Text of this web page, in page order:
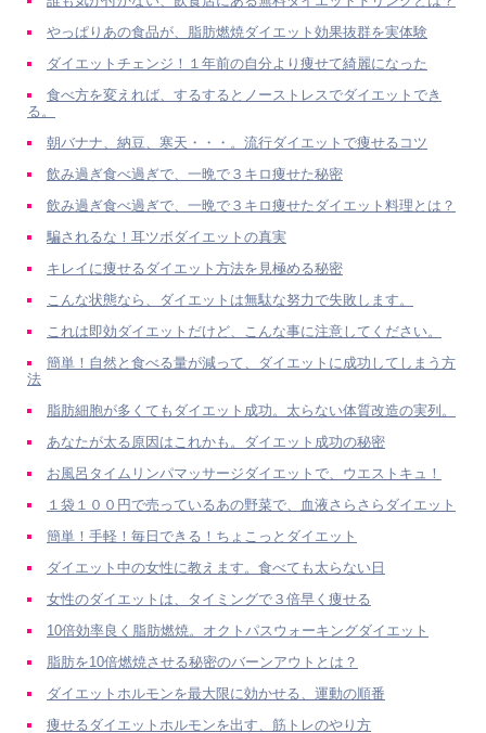
やっぱりあの食品が、脂肪燃焼ダイエット効果抜群を実体験
ダイエットチェンジ！１年前の自分より痩せて綺麗になった
食べ方を変えれば、するするとノーストレスでダイエットでき
る。
朝バナナ、納豆、寒天・・・。流行ダイエットで痩せるコツ
飲み過ぎ食べ過ぎで、一晩で３キロ痩せた秘密
飲み過ぎ食べ過ぎで、一晩で３キロ痩せたダイエット料理とは？
騙されるな！耳ツボダイエットの真実
キレイに痩せるダイエット方法を見極める秘密
こんな状態なら、ダイエットは無駄な努力で失敗します。
これは即効ダイエットだけど、こんな事に注意してください。
簡単！自然と食べる量が減って、ダイエットに成功してしまう方
法
脂肪細胞が多くてもダイエット成功。太らない体質改造の実列。
あなたが太る原因はこれかも。ダイエット成功の秘密
お風呂タイムリンパマッサージダイエットで、ウエストキュ！
１袋１００円で売っているあの野菜で、血液さらさらダイエット
簡単！手軽！毎日できる！ちょこっとダイエット
ダイエット中の女性に教えます。食べても太らない日
女性のダイエットは、タイミングで３倍早く痩せる
10倍効率良く脂肪燃焼。オクトパスウォーキングダイエット
脂肪を10倍燃焼させる秘密のバーンアウトとは？
ダイエットホルモンを最大限に効かせる、運動の順番
痩せるダイエットホルモンを出す、筋トレのやり方